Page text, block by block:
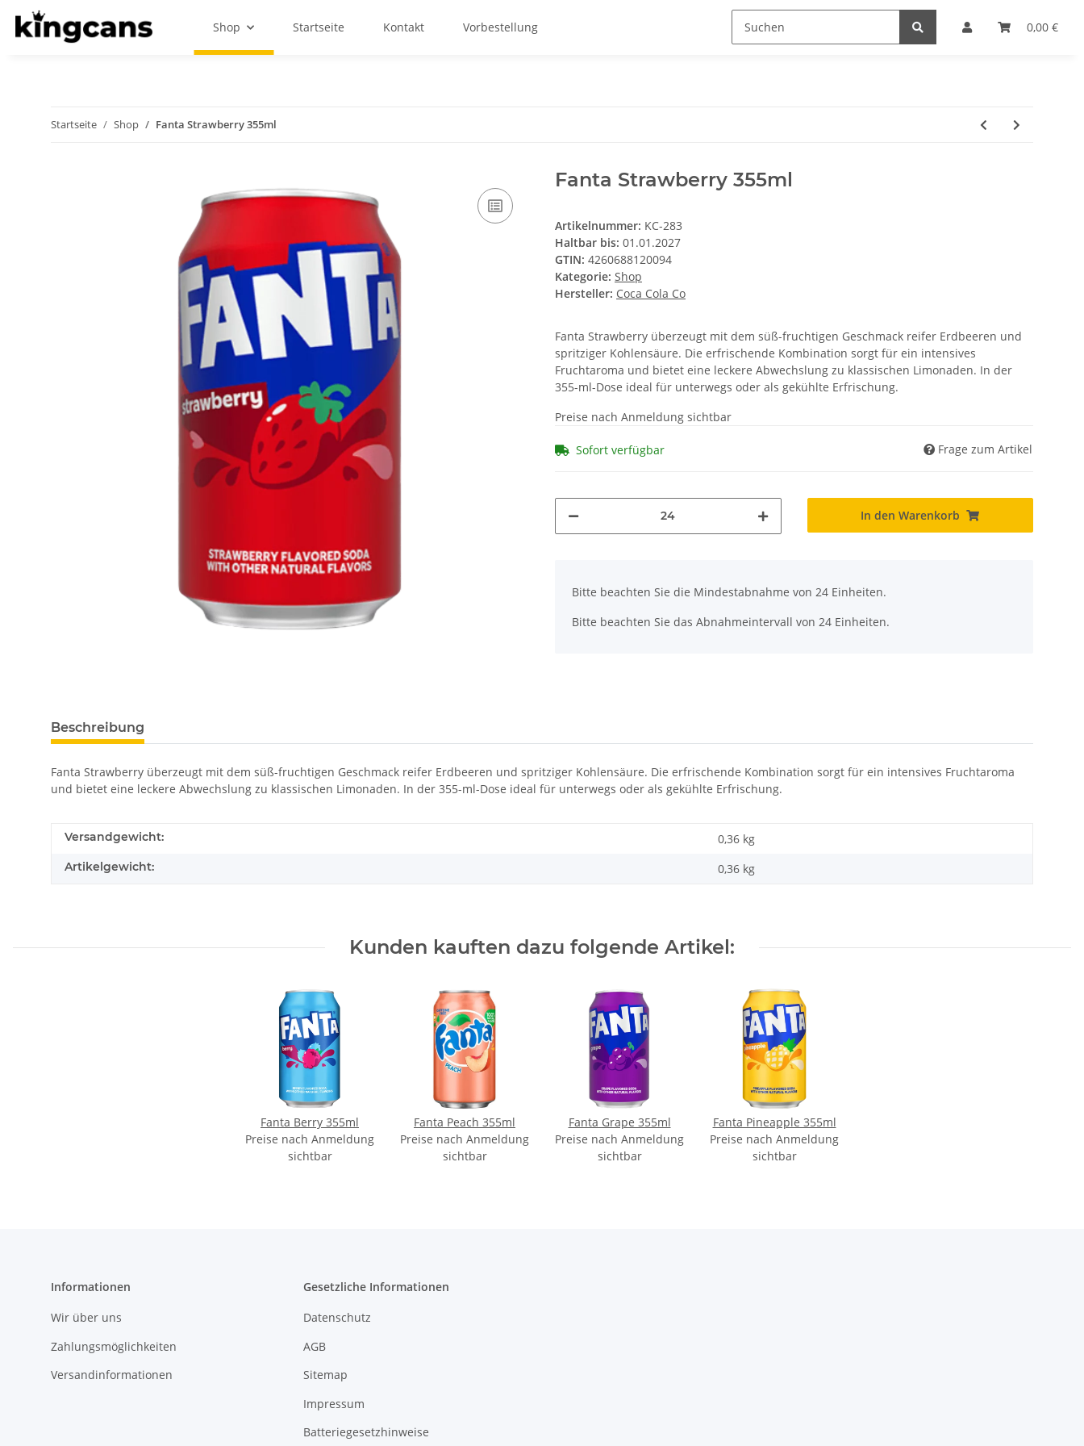
0,00 €
Shop Startseite Kontakt Vorbestellung
Startseite Shop Fanta Strawberry 355ml
Fanta Strawberry 355ml
Artikelnummer: KC-283
Haltbar bis: 01.01.2027
GTIN: 4260688120094
Kategorie: Shop
Hersteller: Coca Cola Co
Fanta Strawberry überzeugt mit dem süß-fruchtigen Geschmack reifer Erdbeeren und
spritziger Kohlensäure. Die erfrischende Kombination sorgt für ein intensives
Fruchtaroma und bietet eine leckere Abwechslung zu klassischen Limonaden. In der
355-ml-Dose ideal für unterwegs oder als gekühlte Erfrischung.
Preise nach Anmeldung sichtbar
Sofort verfügbar Frage zum Artikel
In den Warenkorb
Bitte beachten Sie die Mindestabnahme von 24 Einheiten.
Bitte beachten Sie das Abnahmeintervall von 24 Einheiten.
Beschreibung
Fanta Strawberry überzeugt mit dem süß-fruchtigen Geschmack reifer Erdbeeren und spritziger Kohlensäure. Die erfrischende Kombination sorgt für ein intensives Fruchtaroma
und bietet eine leckere Abwechslung zu klassischen Limonaden. In der 355-ml-Dose ideal für unterwegs oder als gekühlte Erfrischung.
Versandgewicht: 0,36 kg
Artikelgewicht: 0,36 kg
Kunden kauften dazu folgende Artikel:
Fanta Berry 355ml
Preise nach Anmeldung
sichtbar
Fanta Peach 355ml
Preise nach Anmeldung
sichtbar
Fanta Grape 355ml
Preise nach Anmeldung
sichtbar
Fanta Pineapple 355ml
Preise nach Anmeldung
sichtbar
Informationen
Wir über uns
Zahlungsmöglichkeiten
Versandinformationen
Gesetzliche Informationen
Datenschutz
AGB
Sitemap
Impressum
Batteriegesetzhinweise